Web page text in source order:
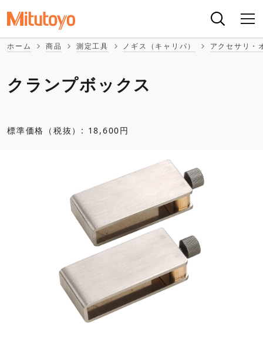
ホーム 商品 測定工具 ノギス（キャリパ） アクセサリ・
クランプボックス
標準価格（税抜）: 18,600円